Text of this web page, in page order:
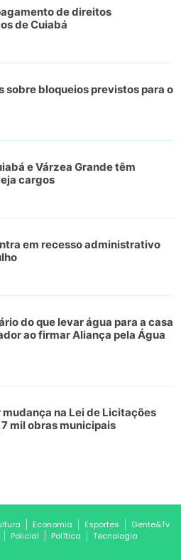
de direitos
de Cuiabá
sobre bloqueios previstos para o
e Várzea Grande têm
cargos
em recesso administrativo
do que levar água para a casa
ao firmar Aliança pela Água
na Lei de Licitações
mil obras municipais
Economia Esportes
Gente&Tv
Policial Política Tecnologia